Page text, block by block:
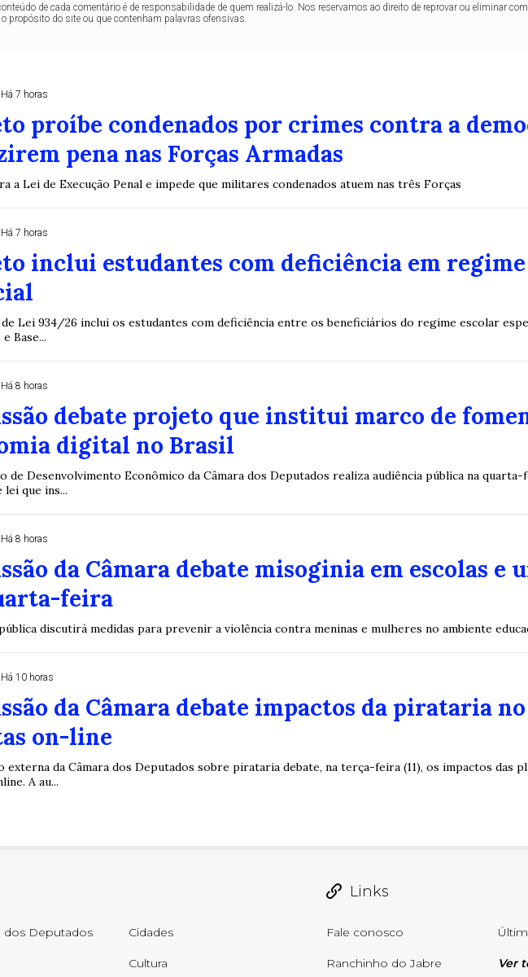
de cada comentário é de responsabilidade de quem realizá-lo. Nos reservamos ao direito de reprovar ou eliminar
propósito do site ou que contenham palavras ofensivas.
Há 7 horas
proíbe condenados por crimes contra a
pena nas Forças Armadas
a Lei de Execução Penal e impede que militares condenados atuem nas três Forças
Há 7 horas
inclui estudantes com deficiência em
Lei 934/26 inclui os estudantes com deficiência entre os beneficiários do regime escolar
Base...
Há 8 horas
debate projeto que institui marco de
digital no Brasil
de Desenvolvimento Econômico da Câmara dos Deputados realiza audiência pública na
que ins...
Há 8 horas
da Câmara debate misoginia em escolas e
feira
discutirá medidas para prevenir a violência contra meninas e mulheres no ambiente
Há 10 horas
da Câmara debate impactos da pirataria
on-line
externa da Câmara dos Deputados sobre pirataria debate, na terça-feira (11), os impactos das
A au...
dos Deputados Cidades
Cultura
Links
Fale conosco
Ranchinho do Jabre Ver